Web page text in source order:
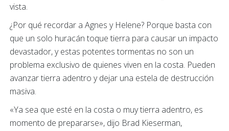
vista.
¿Por qué recordar a Agnes y Helene? Porque basta con
que un solo huracán toque tierra para causar un impacto
devastador, y estas potentes tormentas no son un
problema exclusivo de quienes viven en la costa. Pueden
avanzar tierra adentro y dejar una estela de destrucción
masiva.
«Ya sea que esté en la costa o muy tierra adentro, es
momento de prepararse», dijo Brad Kieserman,